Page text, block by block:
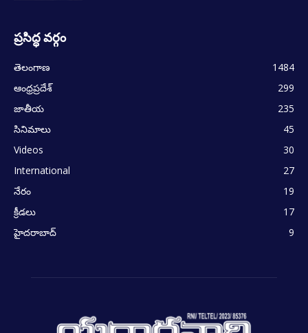
ప్రసిద్ధ వర్గం
తెలంగాణ
1484
ఆంధ్రప్రదేశ్
299
జాతీయ
235
సినిమాలు
45
Videos
30
International
27
నేరం
19
క్రీడలు
17
హైదరాబాద్
9